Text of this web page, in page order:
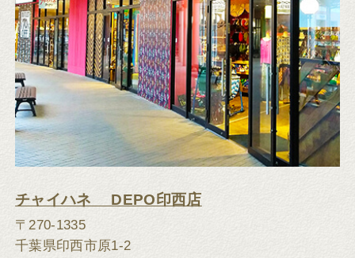
チャイハネ DEPO印西店
〒270-1335
千葉県印西市原1-2